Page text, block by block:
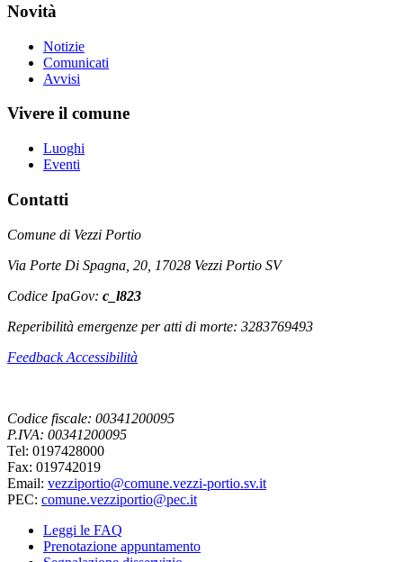
Novità
Notizie
Comunicati
Avvisi
Vivere il comune
Luoghi
Eventi
Contatti
Comune di Vezzi Portio
Via Porte Di Spagna, 20, 17028 Vezzi Portio SV
Codice IpaGov: c_l823
Reperibilità emergenze per atti di morte: 3283769493
Feedback Accessibilità
Codice fiscale: 00341200095
P.IVA: 00341200095
Tel: 0197428000
Fax: 019742019
Email: vezziportio@comune.vezzi-portio.sv.it
PEC: comune.vezziportio@pec.it
Leggi le FAQ
Prenotazione appuntamento